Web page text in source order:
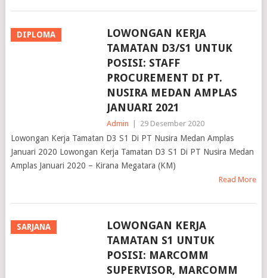
DIPLOMA
LOWONGAN KERJA
TAMATAN D3/S1 UNTUK
POSISI: STAFF
PROCUREMENT DI PT.
NUSIRA MEDAN AMPLAS
JANUARI 2021
Admin 29 Desember 2020
Lowongan Kerja Tamatan D3 S1 Di PT Nusira Medan Amplas
Januari 2020 Lowongan Kerja Tamatan D3 S1 Di PT Nusira Medan
Amplas Januari 2020 – Kirana Megatara (KM)
Read More
SARJANA
LOWONGAN KERJA
TAMATAN S1 UNTUK
POSISI: MARCOMM
SUPERVISOR, MARCOMM